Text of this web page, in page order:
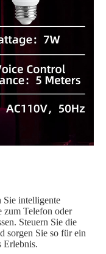
Sie intelligente
zum Telefon oder
Steuern Sie die
sorgen Sie so für ein
Erlebnis.